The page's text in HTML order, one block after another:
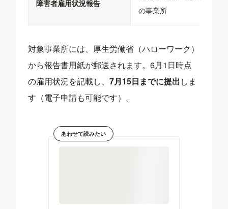
障害者雇用状況報告
の事業所
対象事業所には、厚生労働省（ハローワーク）
から報告書用紙が郵送されます。6月1日時点
の雇用状況を記載し、7月15日までに提出しま
す（電子申請も可能です）。
あわせて読みたい